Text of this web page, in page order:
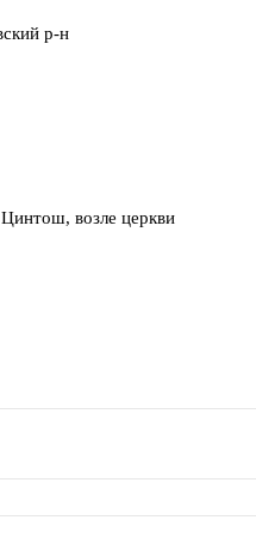
р-н
возле церкви